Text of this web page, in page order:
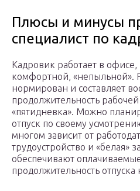
Плюсы и минусы
специалист по
Кадровик работает в офисе,
комфортной, «непыльной».
нормирован и составляет
продолжительность
«пятидневка». Можно
отпуск по своему
многом зависит от
трудоустройство и «белая»
обеспечивают
продолжительность